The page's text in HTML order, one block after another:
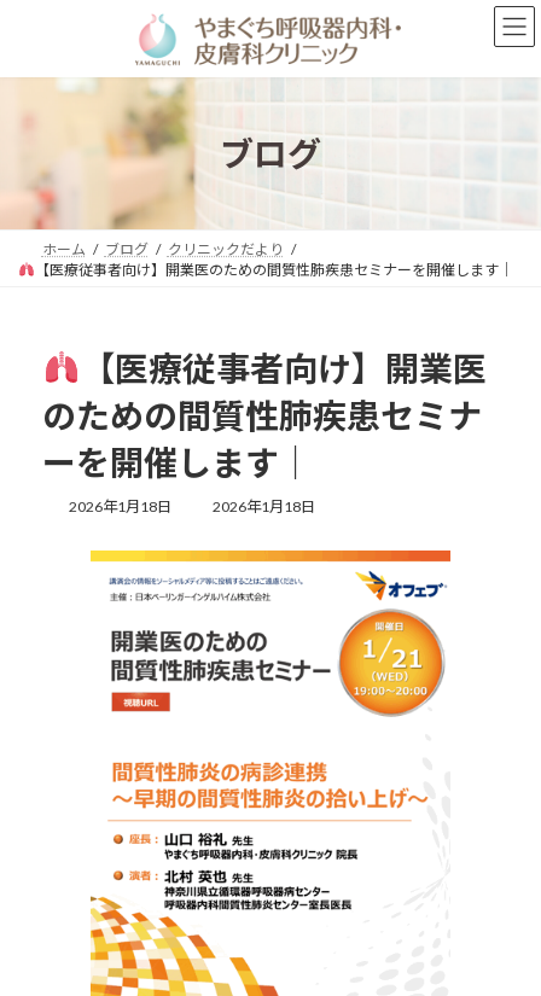
ン
プ
ー
動
ブログ
ホーム ブログ
クリニックだより
【医療従事者向け】開業医のための間質性肺疾患セミナーを開催します｜
【医療従事者向け】開業医
のための間質性肺疾患セミナ
ーを開催します｜
2026年1月18日
最
更
日
:
2026年1月18日